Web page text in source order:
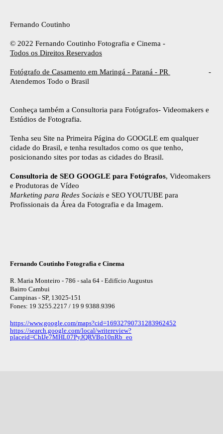
Fernando Coutinho
© 2022 Fernando Coutinho Fotografia e Cinema -
Todos os Direitos Reservados
Fotógrafo de Casamento em Maringá - Paraná - PR
-
Atendemos Todo o Brasil
Conheça também a Consultoria para Fotógrafos- Videomakers e
Estúdios de Fotografia.
Tenha seu Site na Primeira Página do GOOGLE em qualquer
cidade do Brasil, e tenha resultados como os que tenho,
posicionando sites por todas as cidades do Brasil.
Consultoria de SEO GOOGLE para Fotógrafos, Videomakers
e Produtoras de Vídeo
Marketing para Redes Sociais e SEO YOUTUBE para
Profissionais da Área da Fotografia e da Imagem.
Fernando Coutinho Fotografia e Cinema
R. Maria Monteiro - 786 - sala 64 - Edifício Augustus
Bairro Cambui
Campinas - SP, 13025-151
Fones: 19 3255.2217 / 19 9 9388.9396
https://www.google.com/maps?cid=16932790731283962452
https://search.google.com/local/writereview?
placeid=ChIJe7MHL07PyJQRVBo10nRb_eo